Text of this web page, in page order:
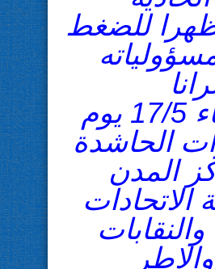
للضغط
– الاربعاء 17/5 يوم
الحاشدة
المدن
الاتحادات